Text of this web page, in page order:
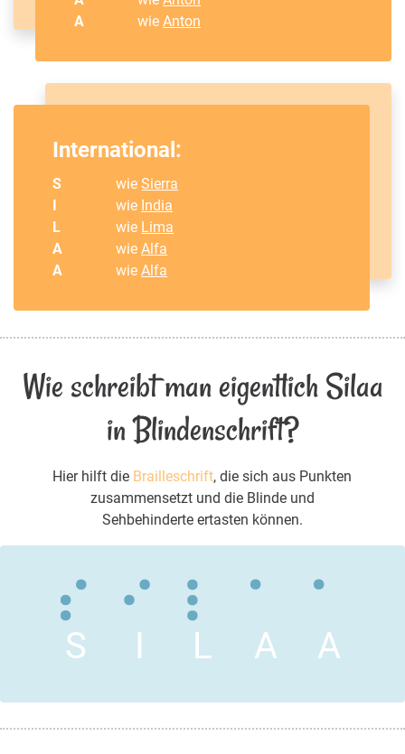
A
wieAnton
International:
S wieSierra
I
wie India
L
wie Lima
A
wieAlfa
A
wieAlfa
Wie schreibt man eigentlich Silaa
in Blindenschrift?
Hier hilft die Brailleschrift, die sich aus Punkten
zusammensetzt und die Blinde und
Sehbehinderte ertasten können.
S I L A A